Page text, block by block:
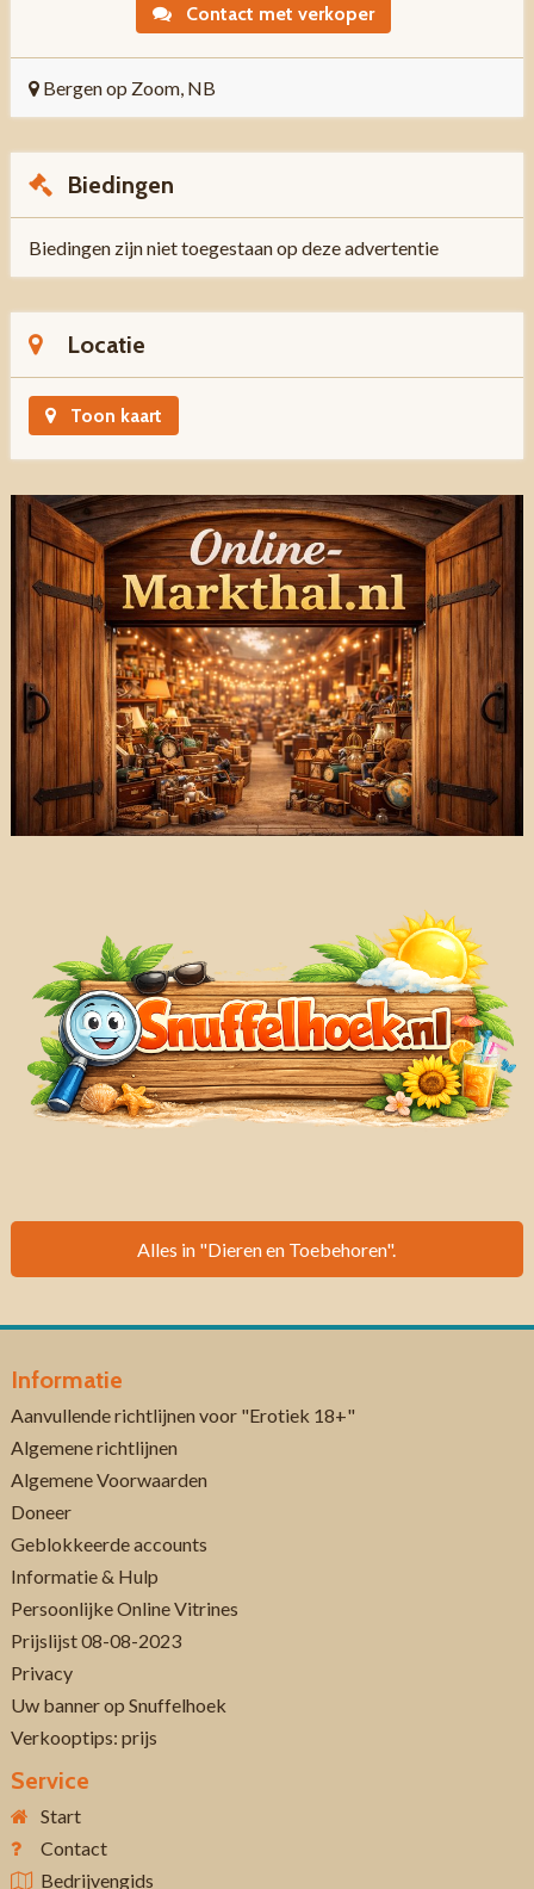
Contact met verkoper
Bergen op Zoom, NB
Biedingen
Biedingen zijn niet toegestaan op deze advertentie
Locatie
Toon kaart
Alles in "Dieren en Toebehoren".
Informatie
Aanvullende richtlijnen voor "Erotiek 18+"
Algemene richtlijnen
Algemene Voorwaarden
Doneer
Geblokkeerde accounts
Informatie & Hulp
Persoonlijke Online Vitrines
Prijslijst 08-08-2023
Privacy
Uw banner op Snuffelhoek
Verkooptips: prijs
Service
Start
Contact
Bedrijvengids